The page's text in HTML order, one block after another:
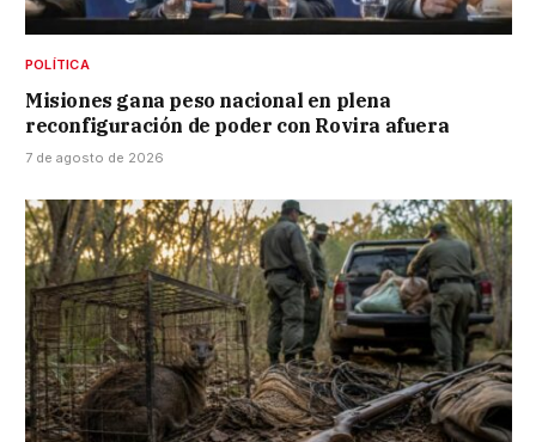
POLÍTICA
Misiones gana peso nacional en plena
reconfiguración de poder con Rovira afuera
7 de agosto de 2026